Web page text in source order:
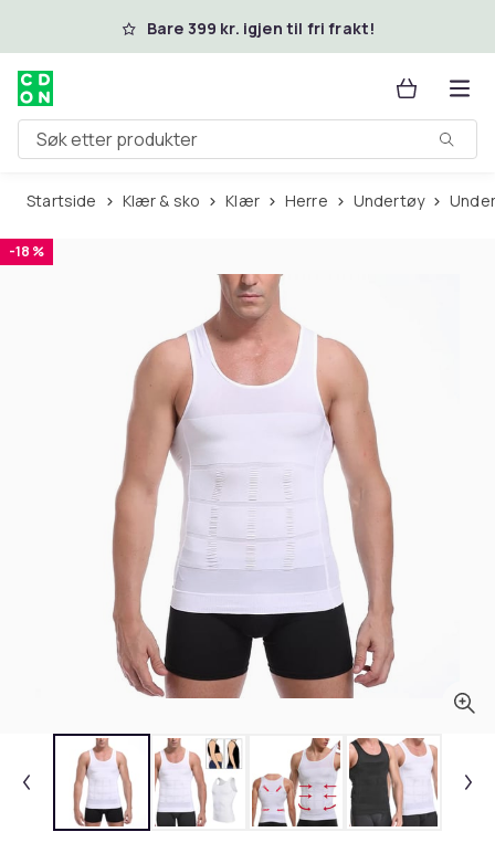
Hopp til hovedinnholdBare 399 kr. igjen til fri frakt!
Søk etter produkter
Startside Klær & sko Klær Herre Undertøy
-18 %